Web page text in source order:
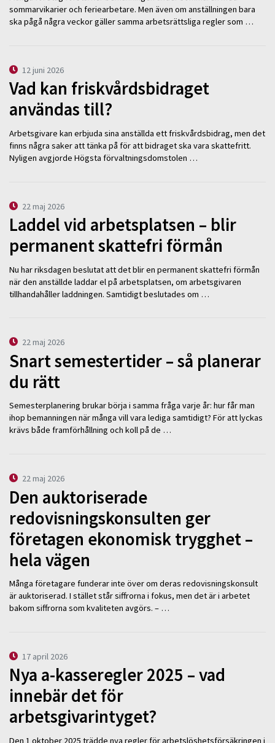
sommarvikarier och feriearbetare. Men även om anställningen bara
ska pågå några veckor gäller samma arbetsrättsliga regler som …
12 juni 2026
Vad kan friskvårdsbidraget
användas till?
Arbetsgivare kan erbjuda sina anställda ett friskvårdsbidrag, men det
finns några saker att tänka på för att bidraget ska vara skattefritt.
Nyligen avgjorde Högsta förvaltningsdomstolen …
22 maj 2026
Laddel vid arbetsplatsen – blir
permanent skattefri förmån
Nu har riksdagen beslutat att det blir en permanent skattefri förmån
när den anställde laddar el på arbetsplatsen, om arbetsgivaren
tillhandahåller laddningen. Samtidigt beslutades om …
22 maj 2026
Snart semestertider – så planerar
du rätt
Semesterplanering brukar börja i samma fråga varje år: hur får man
ihop bemanningen när många vill vara lediga samtidigt? För att lyckas
krävs både framförhållning och koll på de …
22 maj 2026
Den auktoriserade
redovisningskonsulten ger
företagen ekonomisk trygghet –
hela vägen
Många företagare funderar inte över om deras redovisningskonsult
är auktoriserad. I stället står siffrorna i fokus, men det är i arbetet
bakom siffrorna som kvaliteten avgörs. – …
17 april 2026
Nya a-kasseregler 2025 – vad
innebär det för
arbetsgivarintyget?
Den 1 oktober 2025 trädde nya regler för arbetslöshetsförsäkringen i